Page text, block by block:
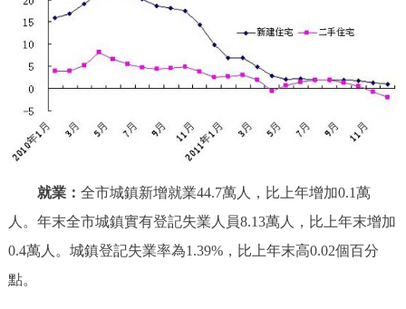
就業： 全市城鎮新增就業44.7萬人，比上年增加0.1萬
人。年末全市城鎮實有登記失業人員8.13萬人，比上年末增加
0.4萬人。城鎮登記失業率為1.39%，比上年末高0.02個百分
點。